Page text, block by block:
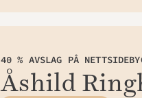
40 % AVSLAG PÅ
Åshild